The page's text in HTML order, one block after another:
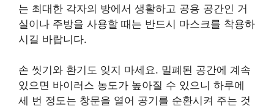
는 최대한 각자의 방에서 생활하고 공용 공간인 거
실이나 주방을 사용할 때는 반드시 마스크를 착용하
시길 바랍니다.
손 씻기와 환기도 잊지 마세요. 밀폐된 공간에 계속
있으면 바이러스 농도가 높아질 수 있으니 하루에
세 번 정도는 창문을 열어 공기를 순환시켜 주는 것